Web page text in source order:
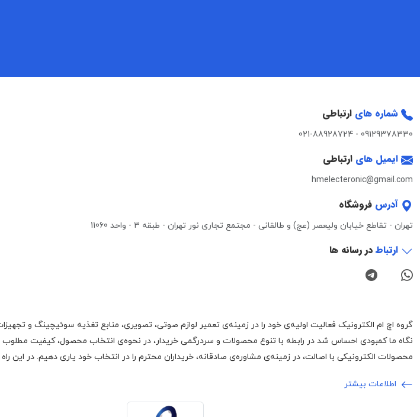
شماره های ارتباطی
09129378330
-
021-88928724
ایمیل های ارتباطی
hmelecteronic@gmail.com
آدرس فروشگاه
تهران - تقاطع خیابان ولیعصر (عج) و طالقانی - مجتمع تجاری نور تهران - طبقه 3 - واحد 11060
ارتباطدر رسانه ها
نگاه ما کمبودی احساس شد در رابطه با تنوع محصولات و سردرگمی خریدار، در نحوه‌ی انتخاب محصول، کیفیت
محصولات الکترونیکی با اصالت، در زمینه‌ی مشاوره‌ی صادقانه، خریداران محترم را در انتخاب خود یاری دهیم. در این
اطلاعات بیشتر